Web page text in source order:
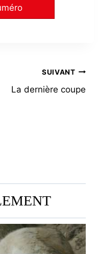
SUIVANT
La dernière coupe